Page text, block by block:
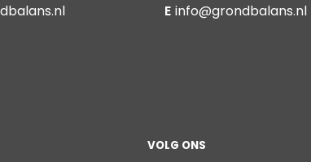
E info@grondbalans.nl
VOLG ONS